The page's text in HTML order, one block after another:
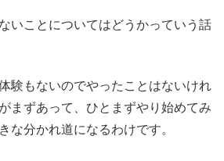
いことについてはどうかっていう話
験もないのでやったことはないけれ
まずあって、ひとまずやり始めてみ
な分かれ道になるわけです。